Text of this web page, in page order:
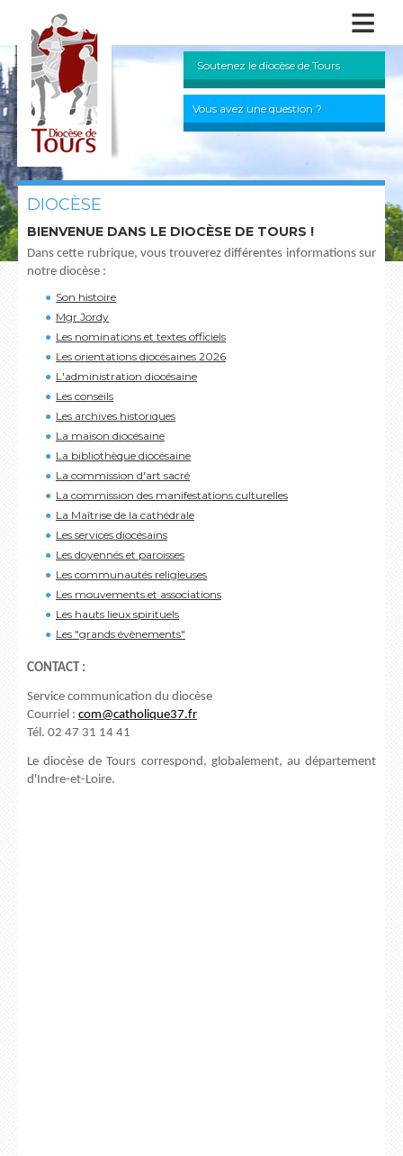
≡
Soutenez le diocèse de Tours
Vous avez une question ?
DIOCÈSE
BIENVENUE DANS LE DIOCÈSE DE TOURS !
Dans cette rubrique, vous trouverez différentes informations sur
notre diocèse :
Son histoire
Mgr Jordy
Les nominations et textes officiels
Les orientations diocésaines 2026
L'administration diocésaine
Les conseils
Les archives historiques
La maison diocésaine
La bibliothèque diocésaine
La commission d'art sacré
La commission des manifestations culturelles
La Maîtrise de la cathédrale
Les services diocésains
Les doyennés et paroisses
Les communautés religieuses
Les mouvements et associations
Les hauts lieux spirituels
Les "grands évènements"
CONTACT :
Service communication du diocèse
Courriel : com@catholique37.fr
Tél. 02 47 31 14 41
Le diocèse de Tours correspond, globalement, au département
d'Indre-et-Loire.